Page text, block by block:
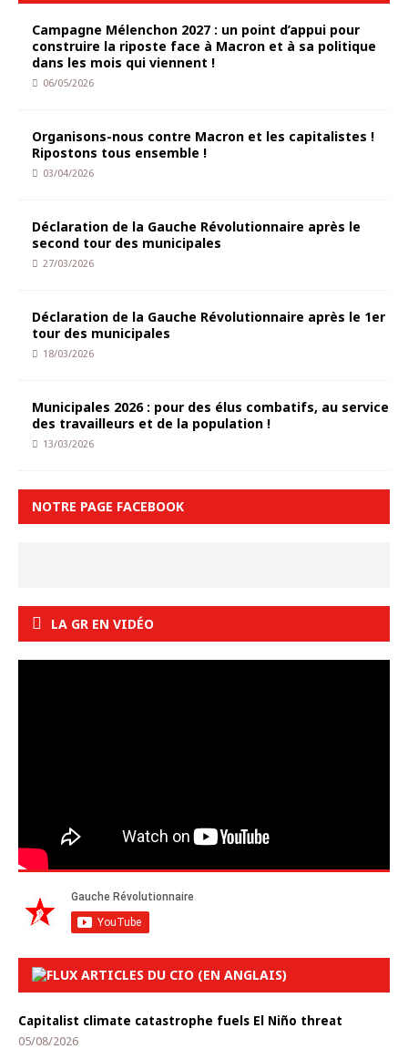
Campagne Mélenchon 2027 : un point d’appui pour
construire la riposte face à Macron et à sa politique
dans les mois qui viennent !
06/05/2026
Organisons-nous contre Macron et les capitalistes !
Ripostons tous ensemble !
03/04/2026
Déclaration de la Gauche Révolutionnaire après le
second tour des municipales
27/03/2026
Déclaration de la Gauche Révolutionnaire après le 1er
tour des municipales
18/03/2026
Municipales 2026 : pour des élus combatifs, au service
des travailleurs et de la population !
13/03/2026
NOTRE PAGE FACEBOOK
LA GR EN VIDÉO
ARTICLES DU CIO (EN ANGLAIS)
Capitalist climate catastrophe fuels El Niño threat
05/08/2026